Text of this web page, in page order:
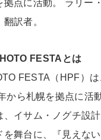
拠点に活動。 ラリー
訳者。
FESTAとは
FESTA（HPF）
から札幌を拠点に活
、イサム・ノグチ設
を舞台に、『見えな